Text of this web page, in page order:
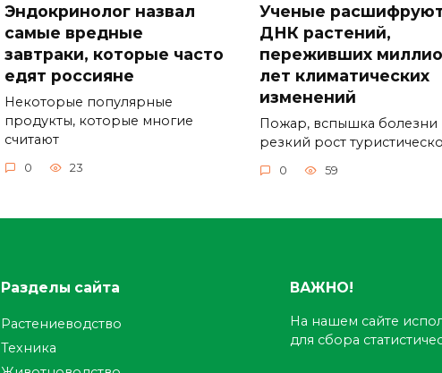
Эндокринолог назвал
самые вредные
завтраки, которые часто
едят россияне
Некоторые популярные
продукты, которые многие
считают
0 23
Ученые
ДНК растений,
переживших
лет климатических
изменений
Пожар, вспышка болезни
резкий рост
0 59
Разделы сайта
Растениеводство
Техника
ВАЖНО!
На нашем сайте
для сбора